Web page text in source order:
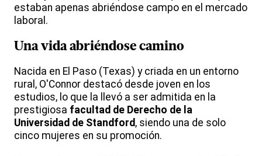
estaban apenas abriéndose campo en el mercado
laboral.
Una vida abriéndose camino
Nacida en El Paso (Texas) y criada en un entorno
rural, O'Connor destacó desde joven en los
estudios, lo que la llevó a ser admitida en la
prestigiosa facultad de Derecho de la
Universidad de Standford, siendo una de solo
cinco mujeres en su promoción.